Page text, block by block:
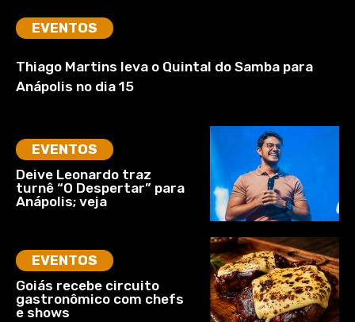
EVENTOS
Thiago Martins leva o Quintal do Samba para
Anápolis no dia 15
EVENTOS
Deive Leonardo traz
turnê “O Despertar” para
Anápolis; veja
EVENTOS
Goiás recebe circuito
gastronômico com chefs
e shows